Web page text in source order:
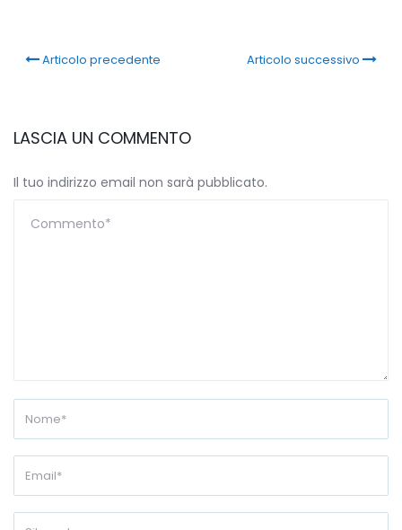
Articolo precedente Articolo successivo
LASCIA UN COMMENTO
Il tuo indirizzo email non sarà pubblicato.